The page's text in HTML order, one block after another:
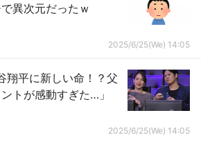
異次元だったｗ
2025/6/25(We) 14:05
翔平に新しい命！？父
トが感動すぎた…」
2025/6/25(We) 14:05